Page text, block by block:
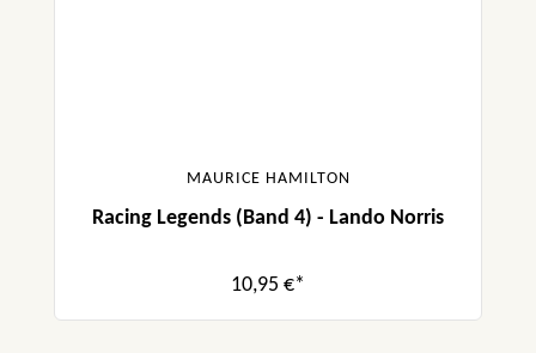
MAURICE HAMILTON
Racing Legends (Band 4) - Lando Norris
10,95 €*